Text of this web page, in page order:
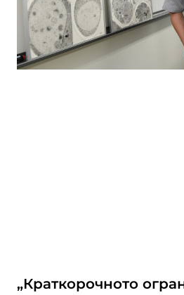
„Краткорочното